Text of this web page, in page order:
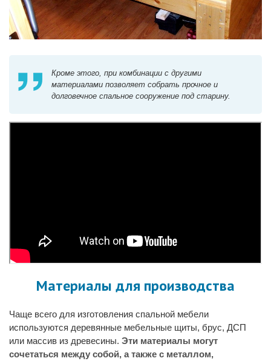
Кроме этого, при комбинации с другими
материалами позволяет собрать прочное и
долговечное спальное сооружение под старину.
Материалы для производства
Чаще всего для изготовления спальной мебели
используются деревянные мебельные щиты, брус, ДСП
или массив из древесины. Эти материалы могут
сочетаться между собой, а также с металлом,